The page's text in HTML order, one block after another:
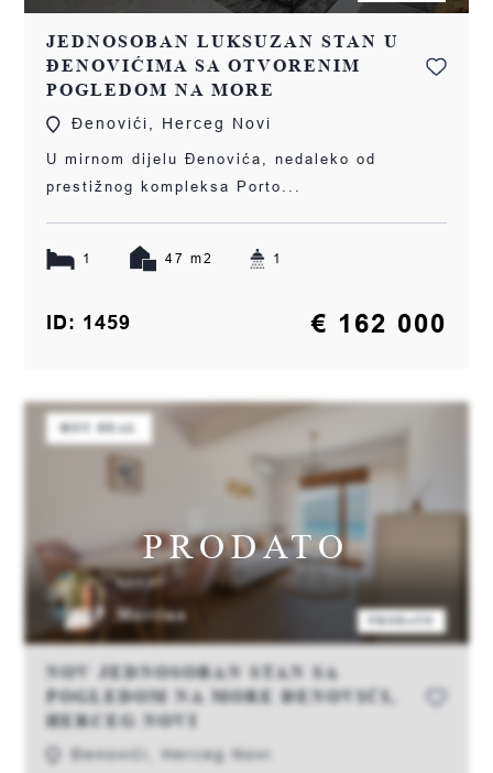
JEDNOSOBAN LUKSUZAN STAN U
ĐENOVIĆIMA SA OTVORENIM
POGLEDOM NA MORE
Đenovići, Herceg Novi
U mirnom dijelu Đenovića, nedaleko od
prestižnog kompleksa Porto...
1 47 m2 1
ID: 1459 € 162 000
PRODATO
HOT DEAL
AGENT:
Martina
NOV JEDNOSOBAN STAN SA
POGLEDOM NA MORE ĐENOVIĆI,
HERCEG NOVI
Đenovići, Herceg Novi